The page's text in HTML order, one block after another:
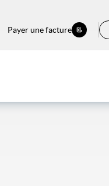
Payer une facture